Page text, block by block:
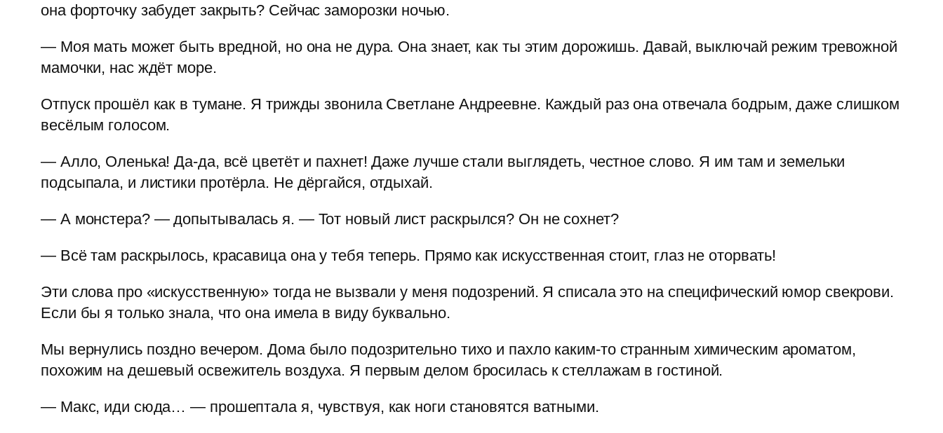
она форточку забудет закрыть? Сейчас заморозки ночью.
— Моя мать может быть вредной, но она не дура. Она знает, как ты этим дорожишь. Давай, выключай режим тревожной
мамочки, нас ждёт море.
Отпуск прошёл как в тумане. Я трижды звонила Светлане Андреевне. Каждый раз она отвечала бодрым, даже слишком
весёлым голосом.
— Алло, Оленька! Да-да, всё цветёт и пахнет! Даже лучше стали выглядеть, честное слово. Я им там и земельки
подсыпала, и листики протёрла. Не дёргайся, отдыхай.
— А монстера? — допытывалась я. — Тот новый лист раскрылся? Он не сохнет?
— Всё там раскрылось, красавица она у тебя теперь. Прямо как искусственная стоит, глаз не оторвать!
Эти слова про «искусственную» тогда не вызвали у меня подозрений. Я списала это на специфический юмор свекрови.
Если бы я только знала, что она имела в виду буквально.
Мы вернулись поздно вечером. Дома было подозрительно тихо и пахло каким-то странным химическим ароматом,
похожим на дешевый освежитель воздуха. Я первым делом бросилась к стеллажам в гостиной.
— Макс, иди сюда… — прошептала я, чувствуя, как ноги становятся ватными.